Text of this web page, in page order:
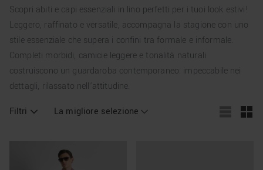
Scopri abiti e capi essenziali in lino perfetti per i tuoi look estivi!
Leggero, raffinato e versatile, accompagna la stagione con uno
stile essenziale che supera i confini tra formale e informale.
Completi morbidi, camicie leggere e tonalità naturali
costruiscono un guardaroba contemporaneo: impeccabile nei
dettagli, rilassato nell’attitudine.
Filtri La migliore selezione